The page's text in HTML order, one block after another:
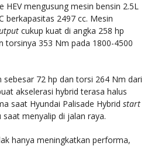
HEV mengusung mesin bensin 2.5L
berkapasitas 2497 cc. Mesin
cukup kuat di angka 258 hp
torsinya 353 Nm pada 1800-4500
sebesar 72 hp dan torsi 264 Nm dari
akselerasi hybrid terasa halus
saat Hyundai Palisade Hybrid start
menyalip di jalan raya.
hanya meningkatkan performa,